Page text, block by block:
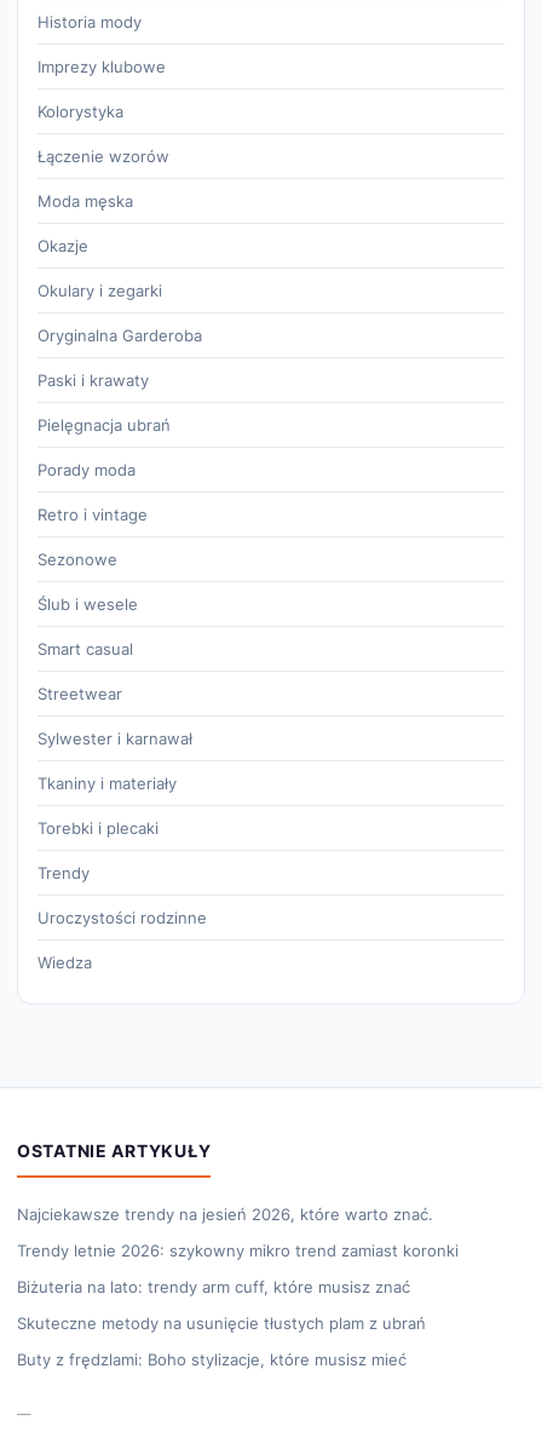
Historia mody
Imprezy klubowe
Kolorystyka
Łączenie wzorów
Moda męska
Okazje
Okulary i zegarki
Oryginalna Garderoba
Paski i krawaty
Pielęgnacja ubrań
Porady moda
Retro i vintage
Sezonowe
Ślub i wesele
Smart casual
Streetwear
Sylwester i karnawał
Tkaniny i materiały
Torebki i plecaki
Trendy
Uroczystości rodzinne
Wiedza
OSTATNIE ARTYKUŁY
Najciekawsze trendy na jesień 2026, które warto znać.
Trendy letnie 2026: szykowny mikro trend zamiast koronki
Biżuteria na lato: trendy arm cuff, które musisz znać
Skuteczne metody na usunięcie tłustych plam z ubrań
Buty z frędzlami: Boho stylizacje, które musisz mieć